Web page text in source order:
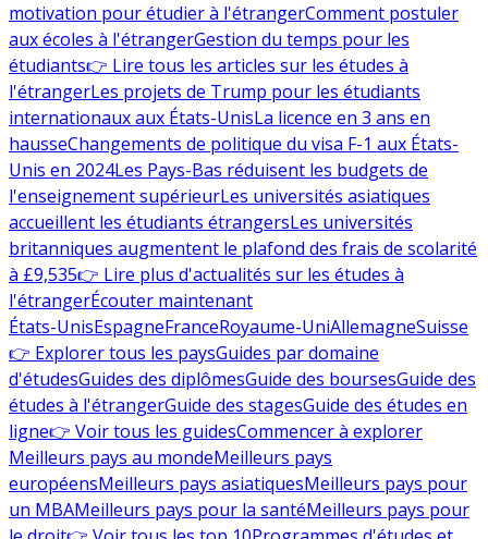
motivation pour étudier à l'étrangerComment postuler
aux écoles à l'étrangerGestion du temps pour les
étudiants👉 Lire tous les articles sur les études à
l'étrangerLes projets de Trump pour les étudiants
internationaux aux États-UnisLa licence en 3 ans en
hausseChangements de politique du visa F-1 aux États-
Unis en 2024Les Pays-Bas réduisent les budgets de
l'enseignement supérieurLes universités asiatiques
accueillent les étudiants étrangersLes universités
britanniques augmentent le plafond des frais de scolarité
à £9,535👉 Lire plus d'actualités sur les études à
l'étrangerÉcouter maintenant
États-UnisEspagneFranceRoyaume-UniAllemagneSuisse
👉 Explorer tous les paysGuides par domaine
d'étudesGuides des diplômesGuide des boursesGuide des
études à l'étrangerGuide des stagesGuide des études en
ligne👉 Voir tous les guidesCommencer à explorer
Meilleurs pays au mondeMeilleurs pays
européensMeilleurs pays asiatiquesMeilleurs pays pour
un MBAMeilleurs pays pour la santéMeilleurs pays pour